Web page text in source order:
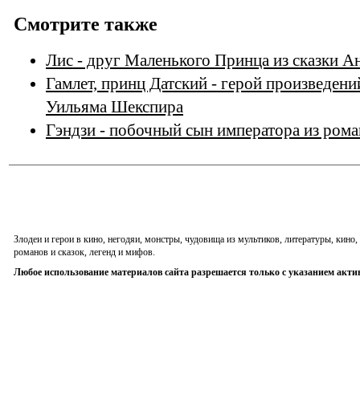
Смотрите также
Лис - друг Маленького Принца из сказки
Гамлет, принц Датский - герой
Уильяма Шекспира
Гэндзи - побочный сын императора из
Злодеи и герои в кино, негодяи, монстры, чудовища из мультиков, литературы,
романов и сказок, легенд и мифов.
Любое использование материалов сайта разрешается только с указанием